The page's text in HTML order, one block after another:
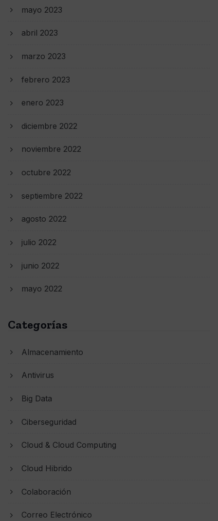
mayo 2023
abril 2023
marzo 2023
febrero 2023
enero 2023
diciembre 2022
noviembre 2022
octubre 2022
septiembre 2022
agosto 2022
julio 2022
junio 2022
mayo 2022
Categorías
Almacenamiento
Antivirus
Big Data
Ciberseguridad
Cloud & Cloud Computing
Cloud Hibrido
Colaboración
Correo Electrónico